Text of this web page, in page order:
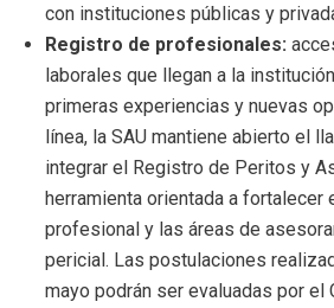
con instituciones públicas y
Registro de profesionales:
laborales que llegan a la
primeras experiencias y nuevas
línea, la SAU mantiene abierto el
integrar el Registro de Peritos y
herramienta orientada a fortalecer
profesional y las áreas de
pericial. Las postulaciones
mayo podrán ser evaluadas por el